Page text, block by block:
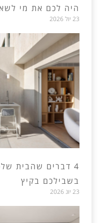
היה לכם את מי
23 יול 2026
4 דברים שהבית
בשבילכם בקיץ
23 יונ 2026